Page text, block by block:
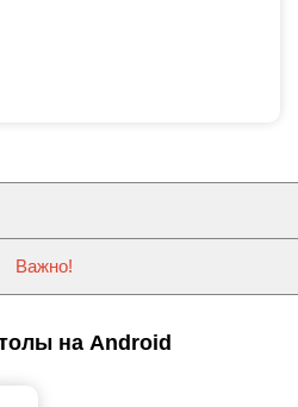
Важно!
на Android